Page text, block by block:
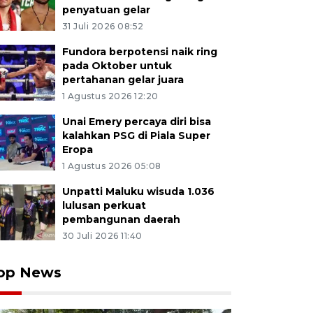
penyatuan gelar
31 Juli 2026 08:52
Fundora berpotensi naik ring
pada Oktober untuk
pertahanan gelar juara
1 Agustus 2026 12:20
Unai Emery percaya diri bisa
kalahkan PSG di Piala Super
Eropa
1 Agustus 2026 05:08
Unpatti Maluku wisuda 1.036
lulusan perkuat
pembangunan daerah
30 Juli 2026 11:40
News